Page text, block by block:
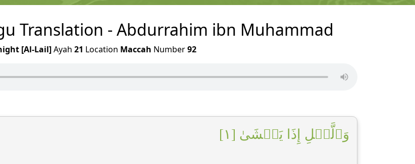
Translation - Abdurrahim ibn Muhammad
[Al-Lail]Ayah 21 Location Maccah Number92
وَٱلَّيۡلِ إِذَا يَغۡشَىٰ [١]